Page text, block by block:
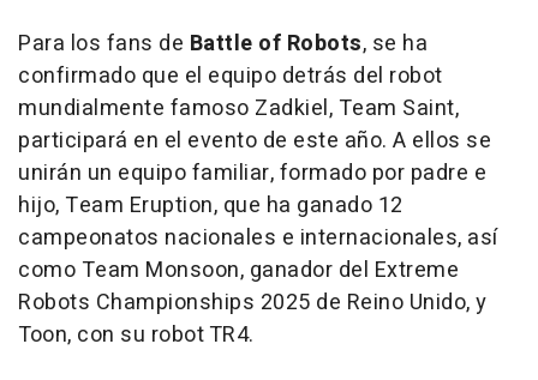
Para los fans de Battle of Robots, se ha
confirmado que el equipo detrás del robot
mundialmente famoso Zadkiel, Team Saint,
participará en el evento de este año. A ellos se
unirán un equipo familiar, formado por padre e
hijo, Team Eruption, que ha ganado 12
campeonatos nacionales e internacionales, así
como Team Monsoon, ganador del Extreme
Robots Championships 2025 de Reino Unido, y
Toon, con su robot TR4.